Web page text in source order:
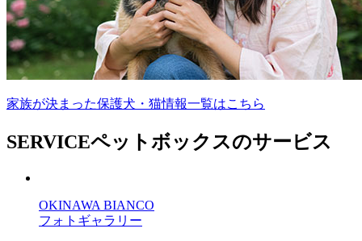
家族が決まった保護犬・猫情報一覧はこちら
SERVICEペットボックスのサービス
OKINAWA BIANCO
フォトギャラリー